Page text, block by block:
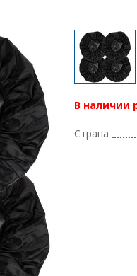
В наличии
Страна